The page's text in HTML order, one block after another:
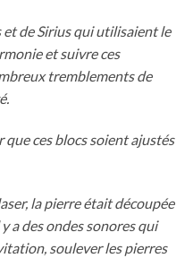
et de Sirius qui utilisaient le
et suivre ces
tremblements de
ces blocs soient ajustés
la pierre était découpée
a des ondes sonores qui
soulever les pierres